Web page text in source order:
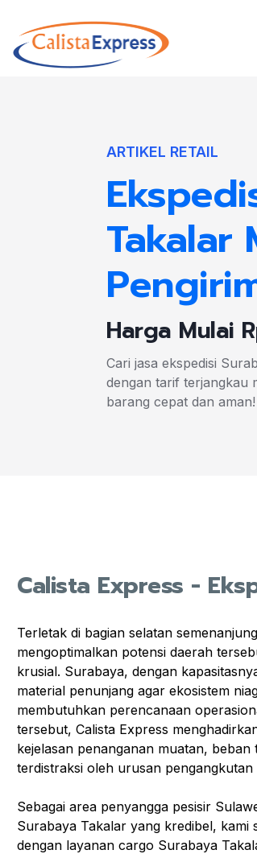
ARTIKEL RETAIL
Takalar
Harga Mulai
Cari jasa ekspedisi
dengan tarif terjangkau
barang cepat dan aman!
Calista Express -
Terletak di bagian selatan
mengoptimalkan potensi daerah
krusial. Surabaya, dengan
material penunjang agar ekosistem
membutuhkan perencanaan
tersebut, Calista Express
kejelasan penanganan muatan,
terdistraksi oleh urusan pengangkutan
Sebagai area penyangga pesisir
Surabaya Takalar yang kredibel,
dengan layanan cargo Surabaya